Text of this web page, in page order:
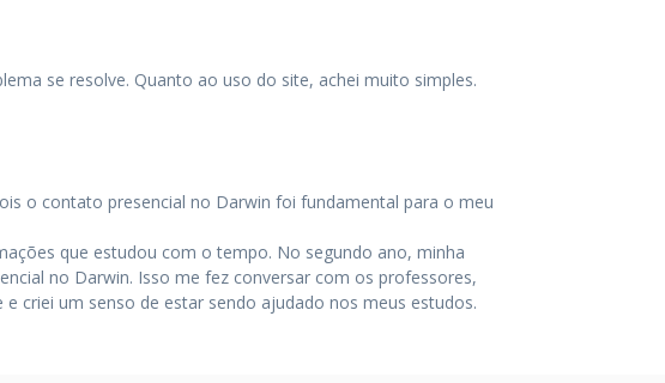
se resolve. Quanto ao uso do site, achei muito simples.
o contato presencial no Darwin foi fundamental para o meu
que estudou com o tempo. No segundo ano, minha
no Darwin. Isso me fez conversar com os professores,
criei um senso de estar sendo ajudado nos meus estudos.